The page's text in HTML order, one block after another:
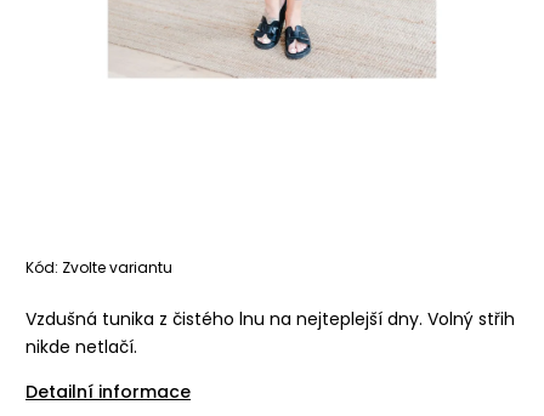
Kód: Zvolte variantu
Vzdušná tunika z čistého lnu na nejteplejší dny. Volný střih
nikde netlačí.
Detailní informace